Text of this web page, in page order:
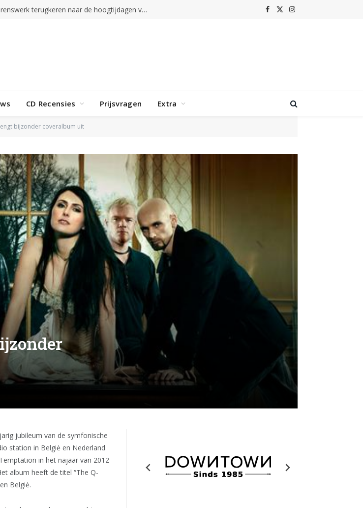
Alien Ant Farm laat Grenswerk terugkeren naar de hoogtijdagen van nu-metal Facebook
X
Instagram
CD Recensies Prijsvragen Extra
bijzonder coveralbum uit
jubileum van de symfonische
station in Belgiė en Nederland
in het najaar van 2012
album heeft de titel “The Q-
Belgiė.